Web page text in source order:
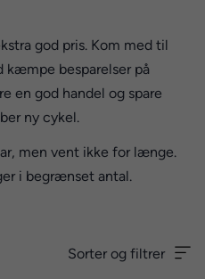
god pris. Kom med til
kæmpe besparelser på
en god handel og spare
ny cykel.
men vent ikke for længe.
i begrænset antal.
Sorter og filtrer